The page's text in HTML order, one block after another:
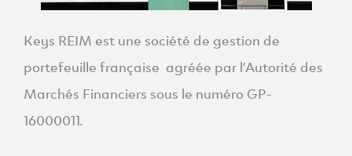
Keys REIM est une société de gestion de
portefeuille française agréée par l’Autorité des
Marchés Financiers sous le numéro GP-
16000011.